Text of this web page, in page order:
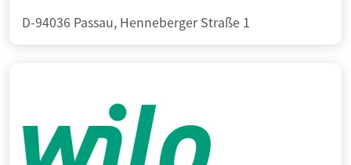
D-94036 Passau, Henneberger Straße 1